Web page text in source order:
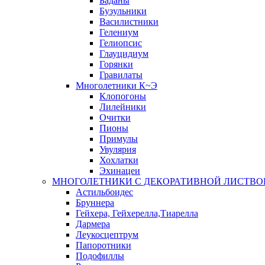
Бузульники
Василистники
Гелениум
Гелиопсис
Глауцидиум
Горянки
Гравилаты
Многолетники К~Э
Клопогоны
Лилейники
Очитки
Пионы
Примулы
Увулярия
Хохлатки
Эхинацеи
МНОГОЛЕТНИКИ С ДЕКОРАТИВНОЙ
Астильбоидес
Бруннера
Гейхера, Гейхерелла,Тиарелла
Дармера
Леукосцептрум
Папоротники
Подофиллы